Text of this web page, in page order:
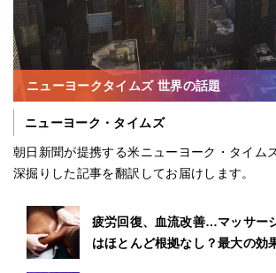
ニューヨークタイムズ 世界の話題
ニューヨーク・タイムズ
朝日新聞が提携する米ニューヨーク・タイム
深掘りした記事を翻訳してお届けします。
疲労回復、血流改善…マッサー
はほとんど根拠なし？最大の効